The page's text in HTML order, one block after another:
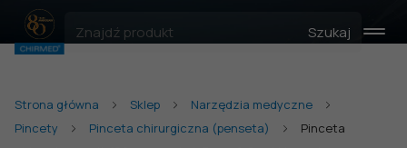
Szukaj
Strona główna Sklep
Narzędzia medyczne
Pincety
Pinceta chirurgiczna (penseta)
Pinceta